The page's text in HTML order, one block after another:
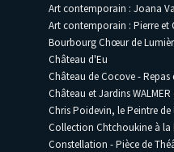
Art contemporain : Joana
Art contemporain : Pierre et
Bourbourg Chœur de
Château d'Eu
Château de Cocove - Repas
Château et Jardins WALMER
Chris Poidevin, le Peintre
Collection Chtchoukine à
Constellation - Pièce de